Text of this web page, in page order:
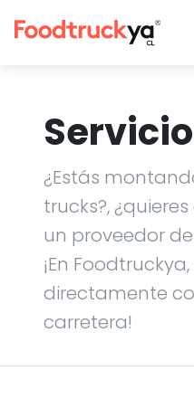
¿Estás
trucks?,
un proveedor
¡En
directamente
carretera!